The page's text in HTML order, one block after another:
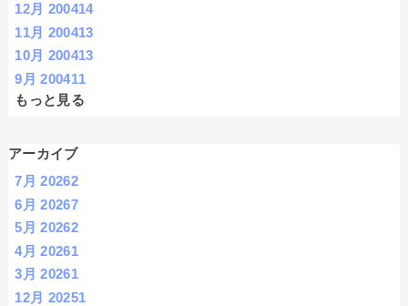
12月 200414
11月 200413
10月 200413
9月 200411
もっと見る
アーカイブ
7月 20262
6月 20267
5月 20262
4月 20261
3月 20261
12月 20251